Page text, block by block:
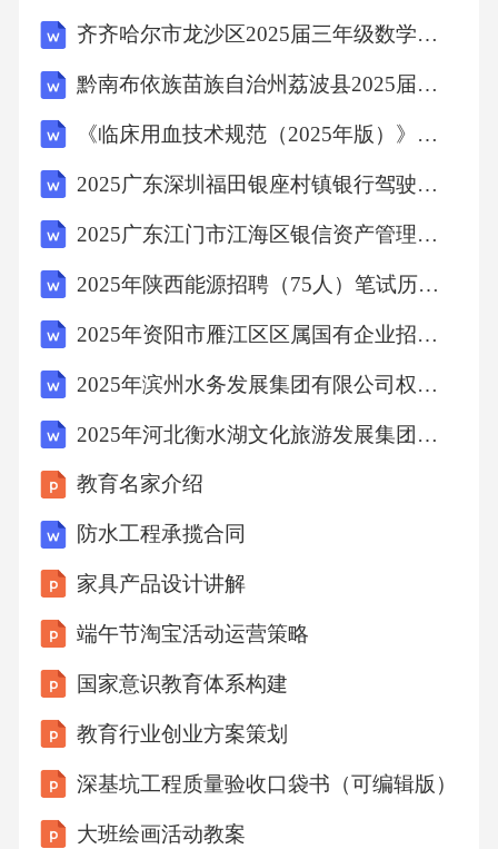
境、幻觉等手法，将虚幻与现实巧妙地交织在
现实交织时间跳跃与交叉空间变换与呼应故事
中时间跳跃与交叉运用，如连城病重与乔生殉
情之间的时间交错，使得整个故事更加复杂而
引人入胜。故事中空间变换多样，从现实世界
间相互呼应，构成一个完整的叙事空间。05思
想内涵解读突破封建礼教束缚爱情自由连城故
事中的爱情主线体现了对封建礼教束缚的突
破，主人公通过爱情的力量，勇敢追求自由幸
福。01婚姻自主故事中主人公反对包办婚姻，
坚持自主选择配偶，体现了对婚姻自主的强烈
追求。02挑战封建礼教故事中主人公敢于挑战
封建礼教，勇敢追求真爱，展现了反封建礼教
故事反映了当时知识分子在封建礼教束缚下的
困境，表达了对知识分子命运的关注和同情。0
3故事中的主人公将自己的理想和抱负寄托在爱
情和事业上，通过爱情和事业的成功来实现自
我价值。02理想寄托才华被埋没连城故事中的
主人公多为才华横溢的文人，但他们在现实中
齐齐哈尔市龙沙区2025届三年级数学下学期期末调研模拟试题含解析
黔南布依族苗族自治州荔波县2025届数学四年级下学期期中联考试题（含解析）
《临床用血技术规范（2025年版）》考核试题
2025广东深圳福田银座村镇银行驾驶岗社会招聘笔试历年典型考题及考点剖析附带答案详解
2025广东江门市江海区银信资产管理有限公司招聘5人笔试历年常考点试题专练附带答案详解
2025年陕西能源招聘（75人）笔试历年典型考点题库附带答案详解
2025年资阳市雁江区区属国有企业招聘（8人）笔试历年典型考点题库附带答案详解
2025年滨州水务发展集团有限公司权属公司公开招聘国有企业工作人员（13人）笔试历年典型考点题库附带答案详解
2025年河北衡水湖文化旅游发展集团有限公司岗位招聘15人笔试历年典型考点题库附带答案详解
教育名家介绍
防水工程承揽合同
家具产品设计讲解
端午节淘宝活动运营策略
国家意识教育体系构建
教育行业创业方案策划
深基坑工程质量验收口袋书（可编辑版）
大班绘画活动教案